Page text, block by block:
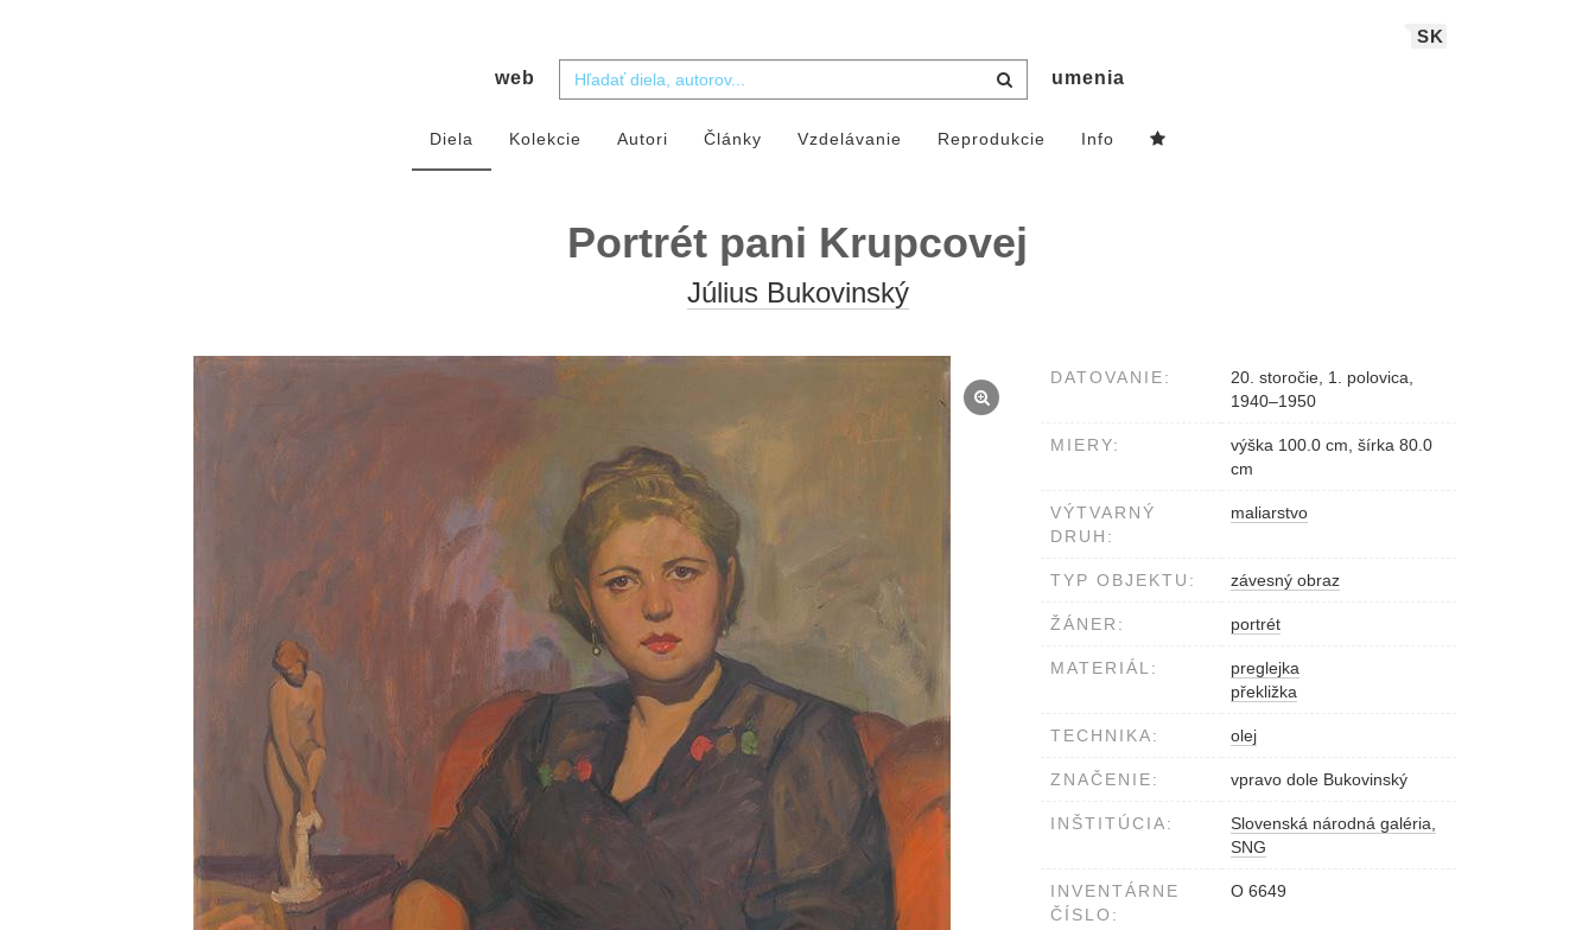
SK
web umenia
Diela Kolekcie Autori Články Vzdelávanie Reprodukcie Info
Portrét pani Krupcovej
Július Bukovinský
DATOVANIE:
20. storočie, 1. polovica,
1940–1950
MIERY:
výška 100.0 cm, šírka 80.0
cm
VÝTVARNÝ
DRUH:
maliarstvo
TYP OBJEKTU: závesný obraz
ŽÁNER: portrét
MATERIÁL:
preglejka
překližka
TECHNIKA: olej
ZNAČENIE: vpravo dole Bukovinský
INŠTITÚCIA:
Slovenská národná galéria,
SNG
INVENTÁRNE
ČÍSLO:
O 6649